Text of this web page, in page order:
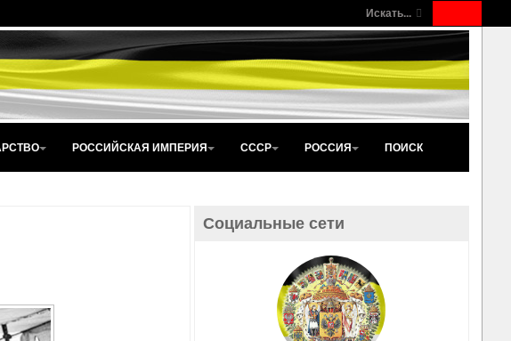
Искать...
РОССИЙСКАЯ ИМПЕРИЯ СССР РОССИЯ ПОИСК
Социальные сети